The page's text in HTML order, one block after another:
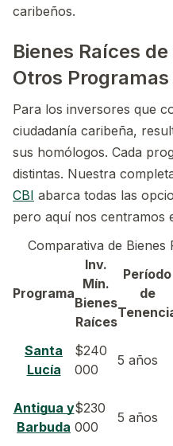
caribeños.
Bienes Raíces
Otros
Para los inversores que
ciudadanía caribeña,
sus homólogos. Cada
distintas. Nuestra
CBI abarca todas las
pero aquí nos centramos
Comparativa de
Programa
Inv.
Mín.
Bienes
Raíces
Período
de
Santa
Lucía
$240
000
5 años
Antigua y
Barbuda
$230
000
5 años